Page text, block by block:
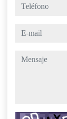
teléfono
e-mail
mensaje